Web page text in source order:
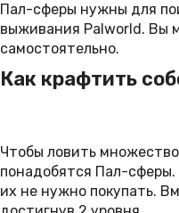
Пал-сферы нужны для
выживания Palworld. Вы
самостоятельно.
Как крафтить
Чтобы ловить
понадобятся Пал-
их не нужно покупать.